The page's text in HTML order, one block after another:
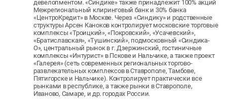
девелопментом. «Синдике» также принадлежит 100% акций
Межрегиональный клиринговый банк и 30% банка
«ЦентроКредит» в Москве. Через «Синдику» и родственные
структуры Арсен Каноков контролирует московские торговые
комплексы «Троицкий», «Покровский», «Усачевский»,
«Братиславская», «Тушинский», подмосковный «Синдика-
О», центральный рынок в г. Дзержинский, гостиничные
комплексы «Интурист» в Пскове и Нальчике, а также проект
«Галерея» (сеть современных региональных торгово-
развлекательных комплексов в Ставрополе, Тамбове,
Пятигорске и Нальчике). Контролирует практически все
рынками в республике, а также рынки в Ставрополе,
Иваново, Самаре, и др. городах России.